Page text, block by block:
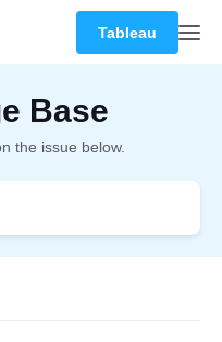
Tableau
Base
the issue below.